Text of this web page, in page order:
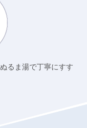
るま湯で丁寧にすす